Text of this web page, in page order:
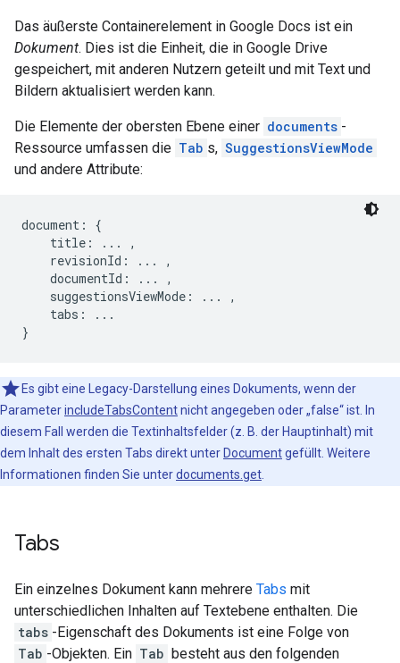
Das äußerste Containerelement in Google Docs ist ein
Dokument. Dies ist die Einheit, die in Google Drive
gespeichert, mit anderen Nutzern geteilt und mit Text und
Bildern aktualisiert werden kann.
Die Elemente der obersten Ebene einer documents -
Ressource umfassen die Tab s, SuggestionsViewMode
und andere Attribute:
document: {
    title: ... ,
    revisionId: ... ,
    documentId: ... ,
    suggestionsViewMode: ... ,
    tabs: ...
Es gibt eine Legacy-Darstellung eines Dokuments, wenn der
ParameterincludeTabsContentnicht angegeben oder „false“ ist. In
diesem Fall werden die Textinhaltsfelder (z. B. der Hauptinhalt) mit
dem Inhalt des ersten Tabs direkt unter Documentgefüllt. Weitere
Informationen finden Sie unterdocuments.get
Tabs
Ein einzelnes Dokument kann mehrere Tabs mit
unterschiedlichen Inhalten auf Textebene enthalten. Die
tabs -Eigenschaft des Dokuments ist eine Folge von
Tab -Objekten. Ein Tab besteht aus den folgenden